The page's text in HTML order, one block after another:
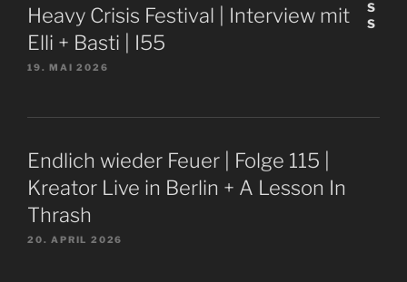
Heavy Crisis Festival | Interview mit
Elli + Basti | I55
19. MAI 2026
Endlich wieder Feuer | Folge 115 |
Kreator Live in Berlin + A Lesson In
Thrash
20. APRIL 2026